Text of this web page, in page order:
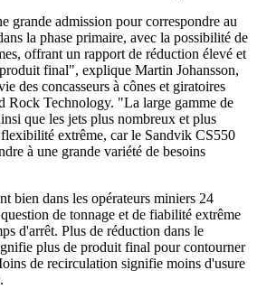
grande admission pour correspondre au
la phase primaire, avec la possibilité de
offrant un rapport de réduction élevé et
final", explique Martin Johansson,
des concasseurs à cônes et giratoires
Rock Technology. "La large gamme de
que les jets plus nombreux et plus
extrême, car le Sandvik CS550
à une grande variété de besoins
bien dans les opérateurs miniers 24
de tonnage et de fiabilité extrême
d'arrêt. Plus de réduction dans le
plus de produit final pour contourner
de recirculation signifie moins d'usure